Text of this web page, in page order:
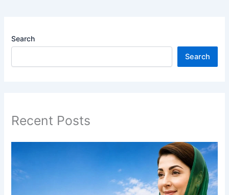
Search
Search
Recent Posts